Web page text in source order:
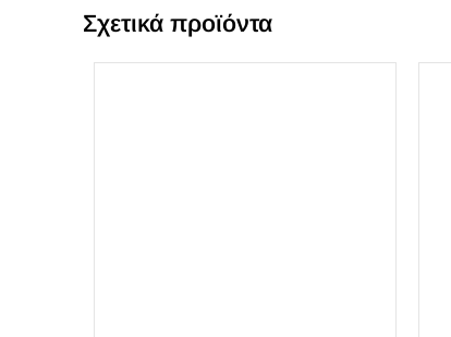
Σχετικά προϊόντα